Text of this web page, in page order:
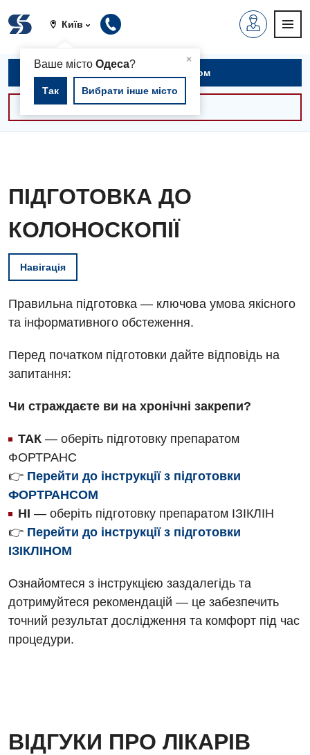
Київ
×
Ваше містоОдеса?
Так Вибрати інше місто
Вакансії
Заходи БПР
Інтернатура
Енциклопедія
Програма лояльності
Відгуки
Діагностика
Діагностичне відділення
Ендоскопічне відділення
Інструментальна діагностика
Рентгенографія
Акушерство і гінекологія
Українська
Записатися на прийом
Консультації -30%
ПІДГОТОВКА ДО
КОЛОНОСКОПІЇ
Навігація
Правильна підготовка — ключова умова якісного
та інформативного обстеження.
Перед початком підготовки дайте відповідь на
запитання:
Чи страждаєте ви на хронічні закрепи?
ТАК — оберіть підготовку препаратом
ФОРТРАНС
👉 Перейти до інструкції з підготовки
ФОРТРАНСОМ
НІ — оберіть підготовку препаратом ІЗІКЛІН
👉 Перейти до інструкції з підготовки
ІЗІКЛІНОМ
Ознайомтеся з інструкцією заздалегідь та
дотримуйтеся рекомендацій — це забезпечить
точний результат дослідження та комфорт під час
процедури.
ВІДГУКИ ПРО ЛІКАРІВ